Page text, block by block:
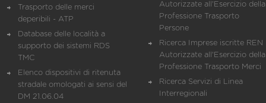
Trasporto delle merci
deperibili - ATP
Database delle località a
supporto dei sistemi RDS
TMC
Elenco dispositivi di ritenuta
stradale omologati ai sensi del
DM 21.06.04
Autorizzate all'Esercizio della
Professione Trasporto
Persone
Ricerca Imprese iscritte REN
Autorizzate all'Esercizio della
Professione Trasporto Merci
Ricerca Servizi di Linea
Interregionali